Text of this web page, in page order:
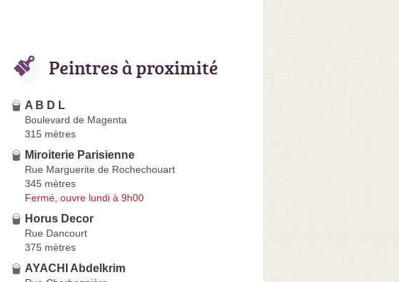
Peintres à proximité
A B D L
Boulevard de Magenta
315 mètres
Miroiterie Parisienne
Rue Marguerite de Rochechouart
345 mètres
Fermé, ouvre lundi à 9h00
Horus Decor
Rue Dancourt
375 mètres
AYACHI Abdelkrim